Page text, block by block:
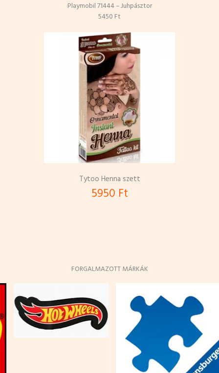
Playmobil 71444 – Juhpásztor
5450 Ft
Tytoo Henna szett
5950 Ft
FORGALMAZOTT MÁRKÁK